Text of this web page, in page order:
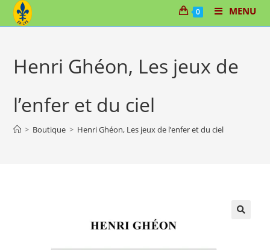
Skip
0 MENU
Henri Ghéon, Les jeux de
l’enfer et du ciel
> Boutique > Henri Ghéon, Les jeux de l’enfer et du ciel